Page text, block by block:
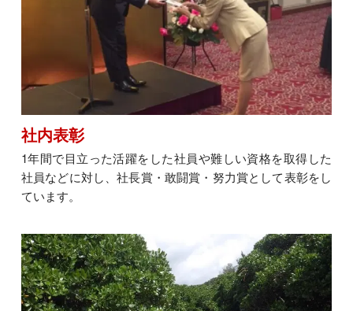
社内表彰
1年間で目立った活躍をした社員や難しい資格を取得した
社員などに対し、社長賞・敢闘賞・努力賞として表彰をし
ています。